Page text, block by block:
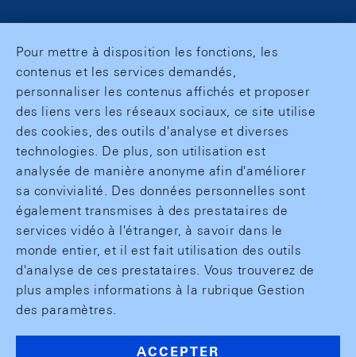
Pour mettre à disposition les fonctions, les
contenus et les services demandés,
personnaliser les contenus affichés et proposer
des liens vers les réseaux sociaux, ce site utilise
des cookies, des outils d'analyse et diverses
technologies. De plus, son utilisation est
analysée de manière anonyme afin d'améliorer
sa convivialité. Des données personnelles sont
également transmises à des prestataires de
services vidéo à l'étranger, à savoir dans le
monde entier, et il est fait utilisation des outils
d'analyse de ces prestataires. Vous trouverez de
plus amples informations à la rubrique Gestion
des paramètres.
ACCEPTER